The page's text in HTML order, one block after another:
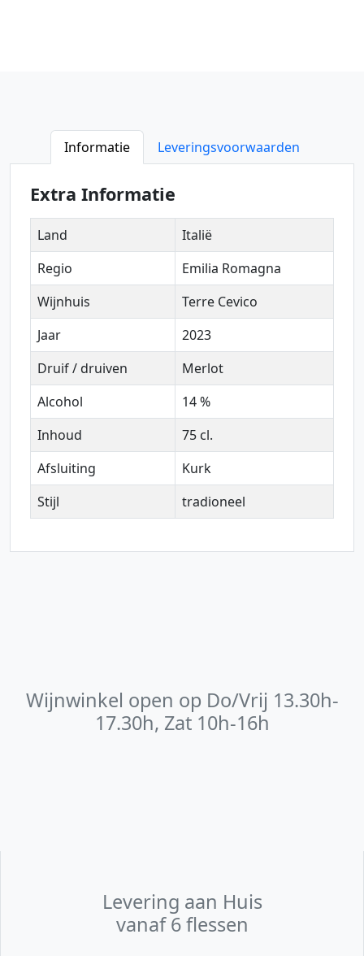
Informatie Leveringsvoorwaarden
Extra Informatie
Land
Italië
Regio
Emilia Romagna
Wijnhuis
Terre Cevico
Jaar
2023
Druif / druiven
Merlot
Alcohol
14 %
Inhoud
75 cl.
Afsluiting
Kurk
Stijl
tradioneel
Wijnwinkel open op Do/Vrij 13.30h-
17.30h, Zat 10h-16h
Levering aan Huis
vanaf 6 flessen